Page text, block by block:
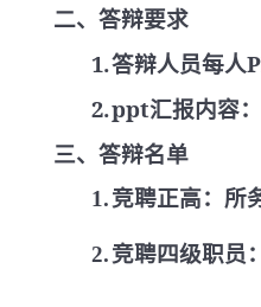
二、答辩要求
1.答辩人员每人
2.ppt汇报内容：
三、答辩名单
1.竞聘正高：所
2.竞聘四级职员